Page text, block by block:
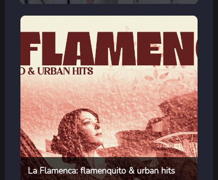
La Flamenca: flamenquito & urban hits